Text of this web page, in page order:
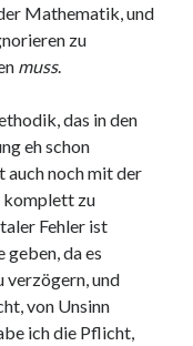
Mathematik, und
zu
muss.
das in den
eh schon
noch mit der
komplett zu
Fehler ist
geben, da es
verzögern, und
von Unsinn
ich die Pflicht,